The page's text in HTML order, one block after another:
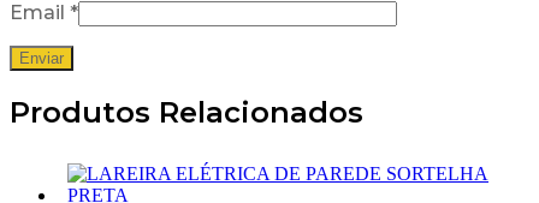
Email *
Produtos Relacionados